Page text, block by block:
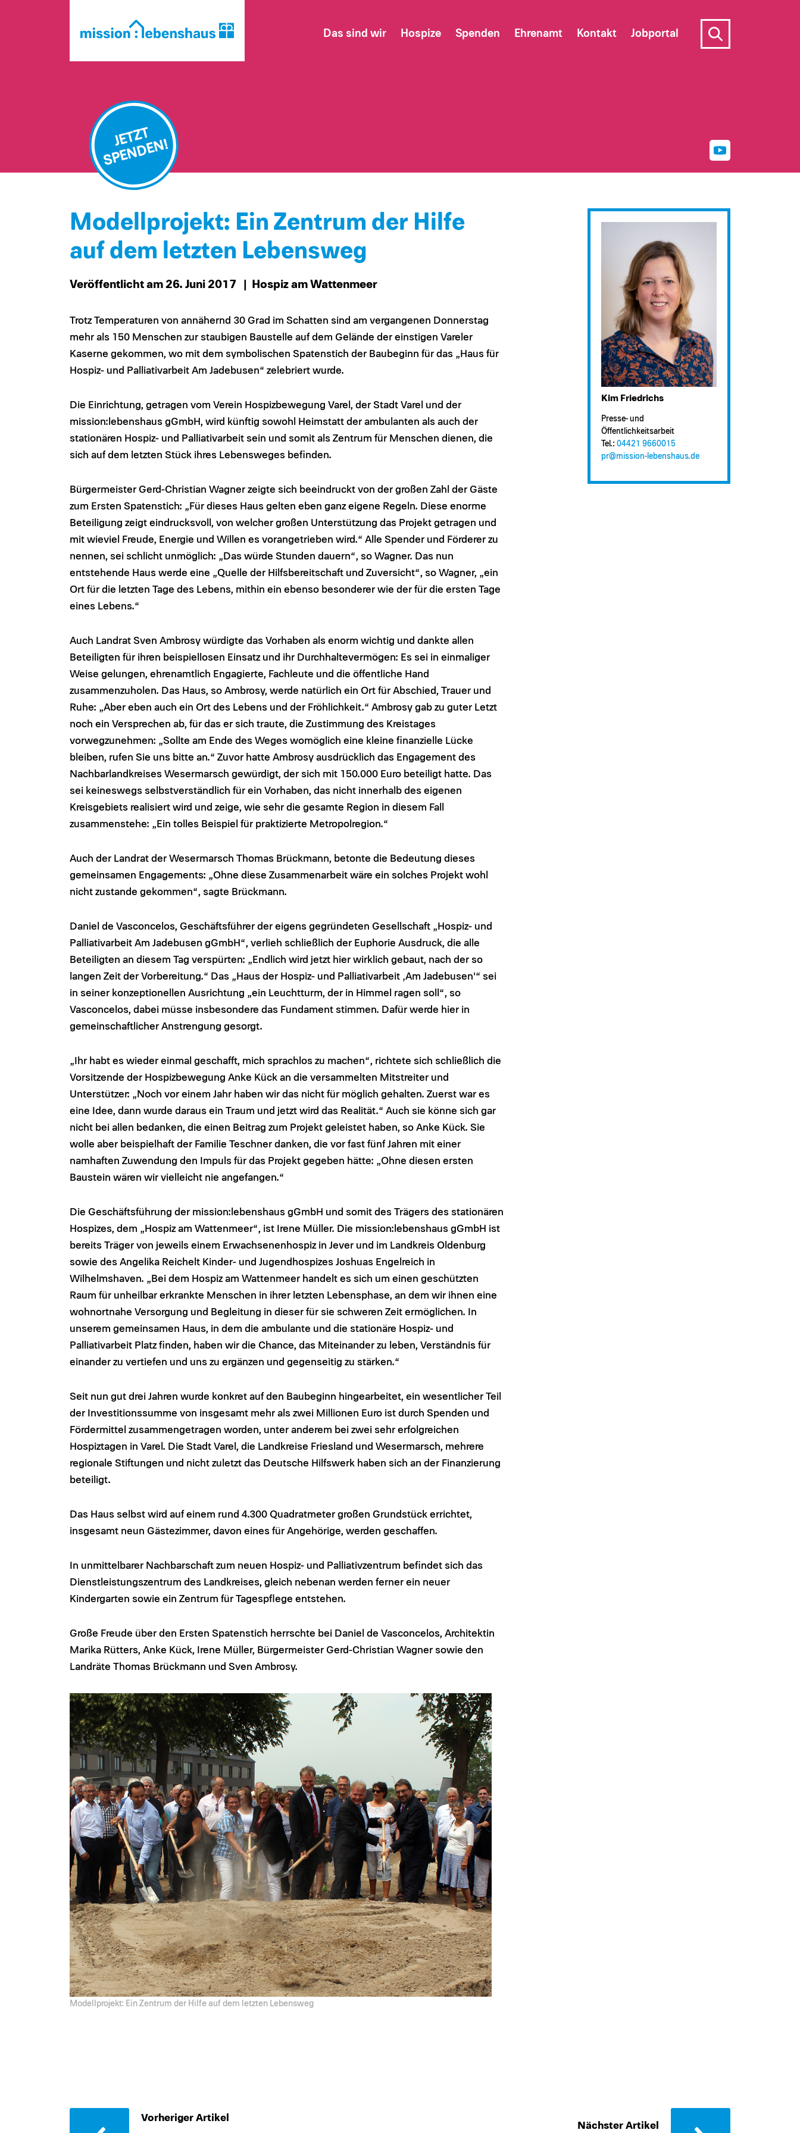
JETZT
SPENDEN!
Modellprojekt: Ein Zentrum der Hilfe
auf dem letzten Lebensweg
Veröffentlicht am 26. Juni 2017 | Hospiz am Wattenmeer
Trotz Temperaturen von annähernd 30 Grad im Schatten sind am vergangenen Donnerstag
mehr als 150 Menschen zur staubigen Baustelle auf dem Gelände der einstigen Vareler
Kaserne gekommen, wo mit dem symbolischen Spatenstich der Baubeginn für das „Haus für
Hospiz- und Palliativarbeit Am Jadebusen“ zelebriert wurde.
Die Einrichtung, getragen vom Verein Hospizbewegung Varel, der Stadt Varel und der
mission:lebenshaus gGmbH, wird künftig sowohl Heimstatt der ambulanten als auch der
stationären Hospiz- und Palliativarbeit sein und somit als Zentrum für Menschen dienen, die
sich auf dem letzten Stück ihres Lebensweges befinden.
Bürgermeister Gerd-Christian Wagner zeigte sich beeindruckt von der großen Zahl der Gäste
zum Ersten Spatenstich: „Für dieses Haus gelten eben ganz eigene Regeln. Diese enorme
Beteiligung zeigt eindrucksvoll, von welcher großen Unterstützung das Projekt getragen und
mit wieviel Freude, Energie und Willen es vorangetrieben wird.“ Alle Spender und Förderer zu
nennen, sei schlicht unmöglich: „Das würde Stunden dauern“, so Wagner. Das nun
entstehende Haus werde eine „Quelle der Hilfsbereitschaft und Zuversicht“, so Wagner, „ein
Ort für die letzten Tage des Lebens, mithin ein ebenso besonderer wie der für die ersten Tage
eines Lebens.“
Auch Landrat Sven Ambrosy würdigte das Vorhaben als enorm wichtig und dankte allen
Beteiligten für ihren beispiellosen Einsatz und ihr Durchhaltevermögen: Es sei in einmaliger
Weise gelungen, ehrenamtlich Engagierte, Fachleute und die öffentliche Hand
zusammenzuholen. Das Haus, so Ambrosy, werde natürlich ein Ort für Abschied, Trauer und
Ruhe: „Aber eben auch ein Ort des Lebens und der Fröhlichkeit.“ Ambrosy gab zu guter Letzt
noch ein Versprechen ab, für das er sich traute, die Zustimmung des Kreistages
vorwegzunehmen: „Sollte am Ende des Weges womöglich eine kleine finanzielle Lücke
bleiben, rufen Sie uns bitte an.“ Zuvor hatte Ambrosy ausdrücklich das Engagement des
Nachbarlandkreises Wesermarsch gewürdigt, der sich mit 150.000 Euro beteiligt hatte. Das
sei keineswegs selbstverständlich für ein Vorhaben, das nicht innerhalb des eigenen
Kreisgebiets realisiert wird und zeige, wie sehr die gesamte Region in diesem Fall
zusammenstehe: „Ein tolles Beispiel für praktizierte Metropolregion.“
Auch der Landrat der Wesermarsch Thomas Brückmann, betonte die Bedeutung dieses
gemeinsamen Engagements: „Ohne diese Zusammenarbeit wäre ein solches Projekt wohl
nicht zustande gekommen“, sagte Brückmann.
Daniel de Vasconcelos, Geschäftsführer der eigens gegründeten Gesellschaft „Hospiz- und
Palliativarbeit Am Jadebusen gGmbH“, verlieh schließlich der Euphorie Ausdruck, die alle
Beteiligten an diesem Tag verspürten: „Endlich wird jetzt hier wirklich gebaut, nach der so
langen Zeit der Vorbereitung.“ Das „Haus der Hospiz- und Palliativarbeit ‚Am Jadebusen'“ sei
in seiner konzeptionellen Ausrichtung „ein Leuchtturm, der in Himmel ragen soll“, so
Vasconcelos, dabei müsse insbesondere das Fundament stimmen. Dafür werde hier in
gemeinschaftlicher Anstrengung gesorgt.
„Ihr habt es wieder einmal geschafft, mich sprachlos zu machen“, richtete sich schließlich die
Vorsitzende der Hospizbewegung Anke Kück an die versammelten Mitstreiter und
Unterstützer: „Noch vor einem Jahr haben wir das nicht für möglich gehalten. Zuerst war es
eine Idee, dann wurde daraus ein Traum und jetzt wird das Realität.“ Auch sie könne sich gar
nicht bei allen bedanken, die einen Beitrag zum Projekt geleistet haben, so Anke Kück. Sie
wolle aber beispielhaft der Familie Teschner danken, die vor fast fünf Jahren mit einer
namhaften Zuwendung den Impuls für das Projekt gegeben hätte: „Ohne diesen ersten
Baustein wären wir vielleicht nie angefangen.“
Die Geschäftsführung der mission:lebenshaus gGmbH und somit des Trägers des stationären
Hospizes, dem „Hospiz am Wattenmeer“, ist Irene Müller. Die mission:lebenshaus gGmbH ist
bereits Träger von jeweils einem Erwachsenenhospiz in Jever und im Landkreis Oldenburg
sowie des Angelika Reichelt Kinder- und Jugendhospizes Joshuas Engelreich in
Wilhelmshaven. „Bei dem Hospiz am Wattenmeer handelt es sich um einen geschützten
Raum für unheilbar erkrankte Menschen in ihrer letzten Lebensphase, an dem wir ihnen eine
wohnortnahe Versorgung und Begleitung in dieser für sie schweren Zeit ermöglichen. In
unserem gemeinsamen Haus, in dem die ambulante und die stationäre Hospiz- und
Palliativarbeit Platz finden, haben wir die Chance, das Miteinander zu leben, Verständnis für
einander zu vertiefen und uns zu ergänzen und gegenseitig zu stärken.“
Seit nun gut drei Jahren wurde konkret auf den Baubeginn hingearbeitet, ein wesentlicher Teil
der Investitionssumme von insgesamt mehr als zwei Millionen Euro ist durch Spenden und
Fördermittel zusammengetragen worden, unter anderem bei zwei sehr erfolgreichen
Hospiztagen in Varel. Die Stadt Varel, die Landkreise Friesland und Wesermarsch, mehrere
regionale Stiftungen und nicht zuletzt das Deutsche Hilfswerk haben sich an der Finanzierung
beteiligt.
Das Haus selbst wird auf einem rund 4.300 Quadratmeter großen Grundstück errichtet,
insgesamt neun Gästezimmer, davon eines für Angehörige, werden geschaffen.
In unmittelbarer Nachbarschaft zum neuen Hospiz- und Palliativzentrum befindet sich das
Dienstleistungszentrum des Landkreises, gleich nebenan werden ferner ein neuer
Kindergarten sowie ein Zentrum für Tagespflege entstehen.
Große Freude über den Ersten Spatenstich herrschte bei Daniel de Vasconcelos, Architektin
Marika Rütters, Anke Kück, Irene Müller, Bürgermeister Gerd-Christian Wagner sowie den
Landräte Thomas Brückmann und Sven Ambrosy.
Modellprojekt: Ein Zentrum der Hilfe auf dem letzten Lebensweg
Kim Friedrichs
Presse- und
Öffentlichkeitsarbeit
Tel.: 04421 9660015
pr@​mission-lebenshaus.de
Vorheriger Artikel
Nächster Artikel
Das sind wir Hospize Spenden Ehrenamt Kontakt Jobportal